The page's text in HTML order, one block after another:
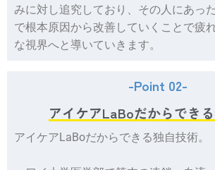
みに対し追究しており、その人にあっ
で根本原因から改善していくことで疲
な視界へと導いていきます。
-Point 02-
アイケアLaBoだからでき
アイケアLaBoだからできる独自技術。